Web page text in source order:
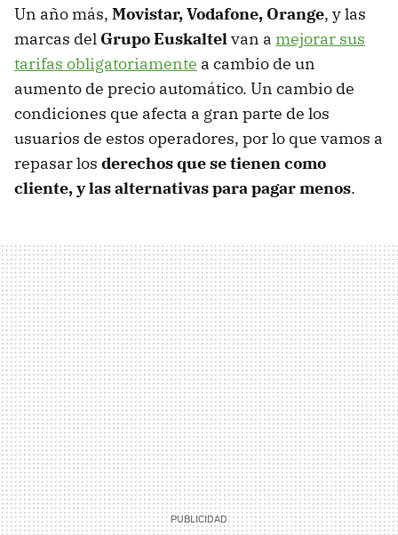
Un año más, Movistar, Vodafone, Orange, y las
marcas del Grupo Euskaltelvan a mejorar sus
tarifas obligatoriamente a cambio de un
aumento de precio automático. Un cambio de
condiciones que afecta a gran parte de los
usuarios de estos operadores, por lo que vamos a
repasar los derechos que se tienen como
cliente, y las alternativas para pagar menos.